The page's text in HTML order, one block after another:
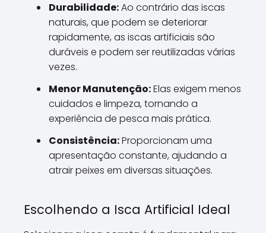
Durabilidade:Ao contrário das iscas
naturais, que podem se deteriorar
rapidamente, as iscas artificiais são
duráveis e podem ser reutilizadas várias
vezes.
Menor Manutenção:Elas exigem menos
cuidados e limpeza, tornando a
experiência de pesca mais prática.
Consistência:Proporcionam uma
apresentação constante, ajudando a
atrair peixes em diversas situações.
Escolhendo a Isca Artificial Ideal